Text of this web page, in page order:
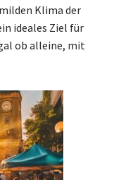
Klima der
ideales Ziel für
ob alleine, mit